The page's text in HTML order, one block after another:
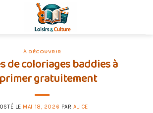
À DÉCOUVRIR
de coloriages baddies à
gratuitement
LE MAI 18, 2026 PAR ALICE